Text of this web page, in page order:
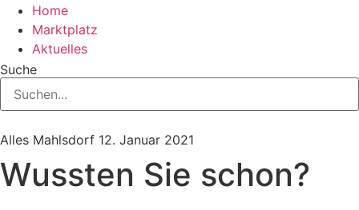
Home
Marktplatz
Aktuelles
Suche
Alles Mahlsdorf 12. Januar 2021
Wussten Sie schon?